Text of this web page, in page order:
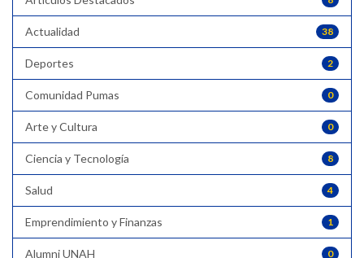
38
Actualidad
2
Deportes
0
Comunidad Pumas
0
Arte y Cultura
8
Ciencia y Tecnología
4
Salud
1
Emprendimiento y Finanzas
0
Alumni UNAH